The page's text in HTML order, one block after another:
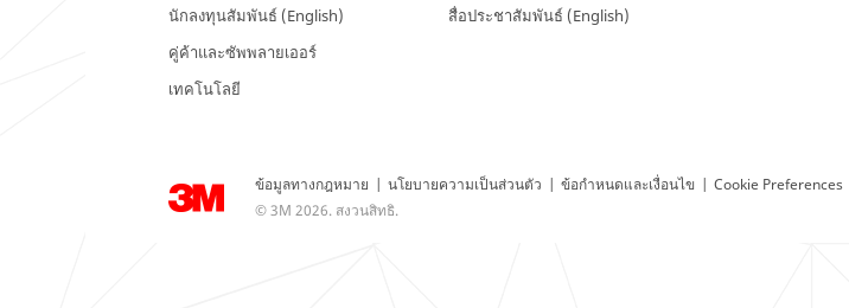
นักลงทุนสัมพันธ์ (English)
คู่ค้าและซัพพลายเออร์
เทคโนโลยี
สื่อประชาสัมพันธ์ (English)
ข้อมูลทางกฎหมาย | นโยบายความเป็นส่วนตัว | ข้อกำหนดและเงื่อนไข | Cookie Preferences
© 3M 2026. สงวนสิทธิ.